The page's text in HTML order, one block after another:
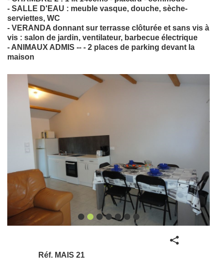
- SALLE D'EAU : meuble vasque, douche, sèche-
serviettes, WC
- VERANDA donnant sur terrasse clôturée et sans vis à
vis : salon de jardin, ventilateur, barbecue électrique
- ANIMAUX ADMIS -- - 2 places de parking devant la
maison
Partager
Réf. MAIS 21